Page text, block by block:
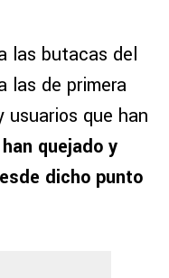
las butacas del
las de primera
que han
quejado y
dicho punto